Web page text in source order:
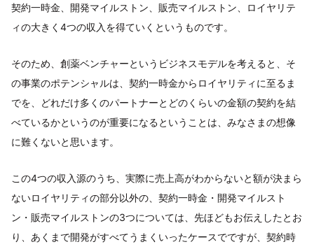
契約一時金、開発マイルストン、販売マイルストン、ロイヤリテ
ィの大きく4つの収入を得ていくというものです。
そのため、創薬ベンチャーというビジネスモデルを考えると、そ
の事業のポテンシャルは、契約一時金からロイヤリティに至るま
でを、どれだけ多くのパートナーとどのくらいの金額の契約を結
べているかというのが重要になるということは、みなさまの想像
に難くないと思います。
この4つの収入源のうち、実際に売上高がわからないと額が決まら
ないロイヤリティの部分以外の、契約一時金・開発マイルスト
ン・販売マイルストンの3つについては、先ほどもお伝えしたとお
り、あくまで開発がすべてうまくいったケースでですが、契約時